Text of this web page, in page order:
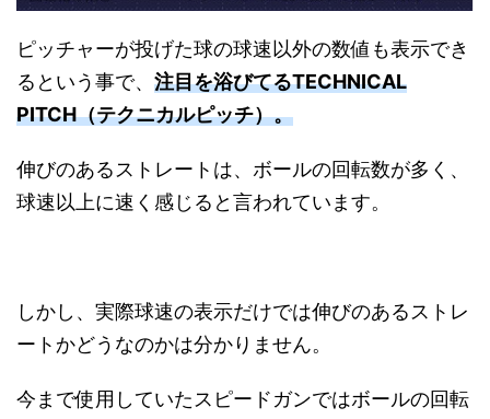
ピッチャーが投げた球の球速以外の数値も表示でき
るという事で、 注目を浴びてるTECHNICAL
PITCH（テクニカルピッチ）。
伸びのあるストレートは、ボールの回転数が多く、
球速以上に速く感じると言われています。
しかし、実際球速の表示だけでは伸びのあるストレ
ートかどうなのかは分かりません。
今まで使用していたスピードガンではボールの回転